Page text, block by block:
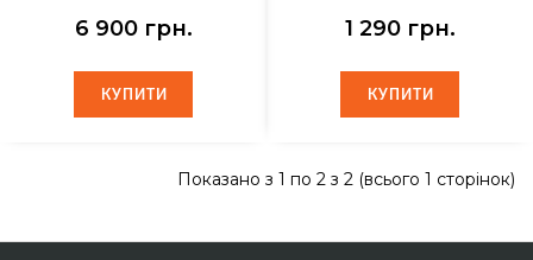
6 900 грн.
КУПИТИ
КУПИТИ
1 290 грн.
КУПИТИ
КУПИТИ
Показано з 1 по 2 з 2 (всього 1 сторінок)